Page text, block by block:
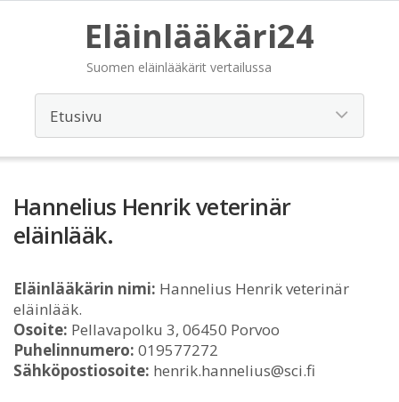
Eläinlääkäri24
Suomen eläinlääkärit vertailussa
Hannelius Henrik veterinär
eläinlääk.
Eläinlääkärin nimi: Hannelius Henrik veterinär
eläinlääk.
Osoite: Pellavapolku 3, 06450 Porvoo
Puhelinnumero: 019577272
Sähköpostiosoite: henrik.hannelius@sci.fi